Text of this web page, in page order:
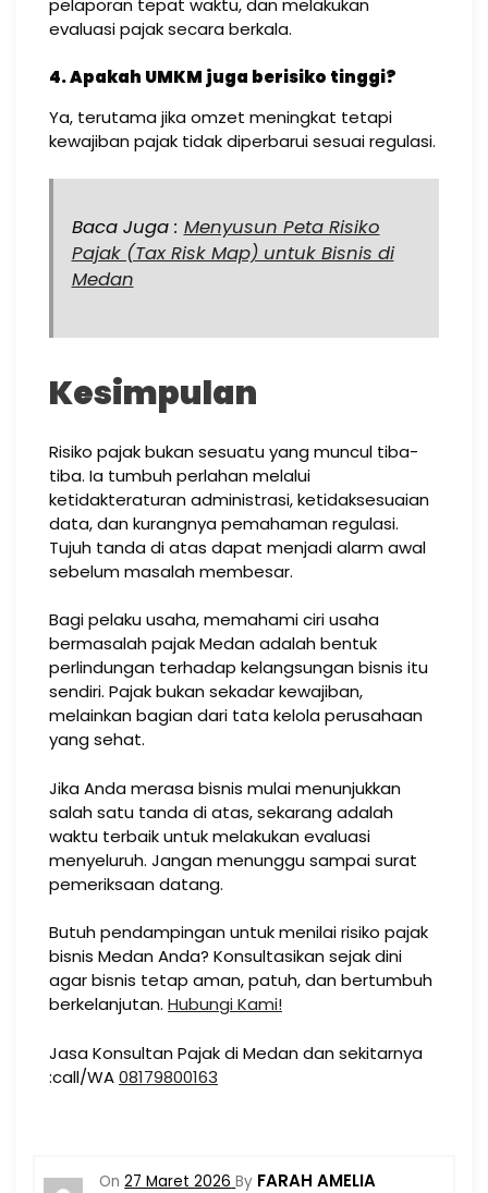
evaluasi pajak secara berkala.
4. Apakah UMKM juga berisiko tinggi?
Ya, terutama jika omzet meningkat tetapi
kewajiban pajak tidak diperbarui sesuai regulasi.
Baca Juga : Menyusun Peta Risiko
Pajak (Tax Risk Map) untuk Bisnis di
Medan
Kesimpulan
Risiko pajak bukan sesuatu yang muncul tiba-
tiba. Ia tumbuh perlahan melalui
ketidakteraturan administrasi, ketidaksesuaian
data, dan kurangnya pemahaman regulasi.
Tujuh tanda di atas dapat menjadi alarm awal
sebelum masalah membesar.
Bagi pelaku usaha, memahami ciri usaha
bermasalah pajak Medan adalah bentuk
perlindungan terhadap kelangsungan bisnis itu
sendiri. Pajak bukan sekadar kewajiban,
melainkan bagian dari tata kelola perusahaan
yang sehat.
Jika Anda merasa bisnis mulai menunjukkan
salah satu tanda di atas, sekarang adalah
waktu terbaik untuk melakukan evaluasi
menyeluruh. Jangan menunggu sampai surat
pemeriksaan datang.
Butuh pendampingan untuk menilai risiko pajak
bisnis Medan Anda? Konsultasikan sejak dini
agar bisnis tetap aman, patuh, dan bertumbuh
berkelanjutan. Hubungi Kami!
Jasa Konsultan Pajak di Medan dan sekitarnya
:call/WA08179800163
On27 Maret 2026 By FARAH AMELIA